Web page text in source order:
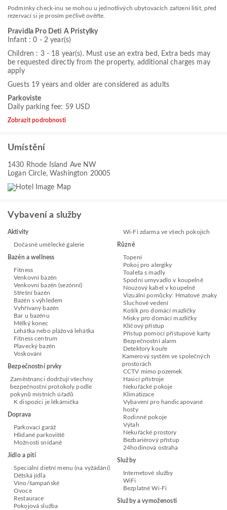
Podmínky check-inu se mohou u jednotlivých ubytovacích zařízení lišit, před
rezervací si je prosím pečlivě ověřte.
Pravidla Pro Deti A Pristylky
Infant : 0 - 2 year(s)
Children : 3 - 18 year(s). Must use an extra bed, Extra beds may
be requested directly from the property, additional charges may
apply
Guests 19 years and older are considered as adults
Parkoviste
Daily parking fee: 59 USD
Zobrazit podrobnosti
Umístění
1430 Rhode Island Ave NW
Logan Circle, Washington 20005
Vybavení a služby
Aktivity
Dočasné umělecké galerie
Bazén a wellness
Fitness
Venkovní bazén
Venkovní bazén (sezónní)
Střešní bazén
Bazén s výhledem
Vyhřívaný bazén
Bar u bazénu
Mělký konec
Lehátka nebo plážová lehátka
Fitness centrum
Plavecký bazén
Voskování
Bezpečnostní prvky
Zaměstnanci dodržují všechny
bezpečnostní protokoly podle
pokynů místních úřadů
K dispozici je lékárnička
Doprava
Parkovací garáž
Hlídané parkoviště
Možnosti snídaně
Jídlo a pití
Speciální dietní menu (na vyžádání)
Dětská jídla
Víno/šampaňské
Ovoce
Restaurace
Pokojová služba
Wi-Fi zdarma ve všech pokojích
Různé
Topení
Pokoj pro alergiky
Toaleta s madly
Spodní umyvadlo v koupelně
Nouzový kabel v koupelně
Vizuální pomůcky: Hmatové znaky
Sluchové vedení
Košík pro domácí mazlíčky
Misky pro domácí mazlíčky
Klíčový přístup
Přístup pomocí přístupové karty
Bezpečnostní alarm
Detektory kouře
Kamerový systém ve společných
prostorách
CCTV mimo pozemek
Hasicí přístroje
Nekuřácké pokoje
Klimatizace
Vybavení pro handicapované
hosty
Rodinné pokoje
Výtah
Nekuřácké prostory
Bezbariérový přístup
24hodinová ostraha
Služby
Internetové služby
WiFi
Bezplatné Wi-Fi
Služby a vymoženosti